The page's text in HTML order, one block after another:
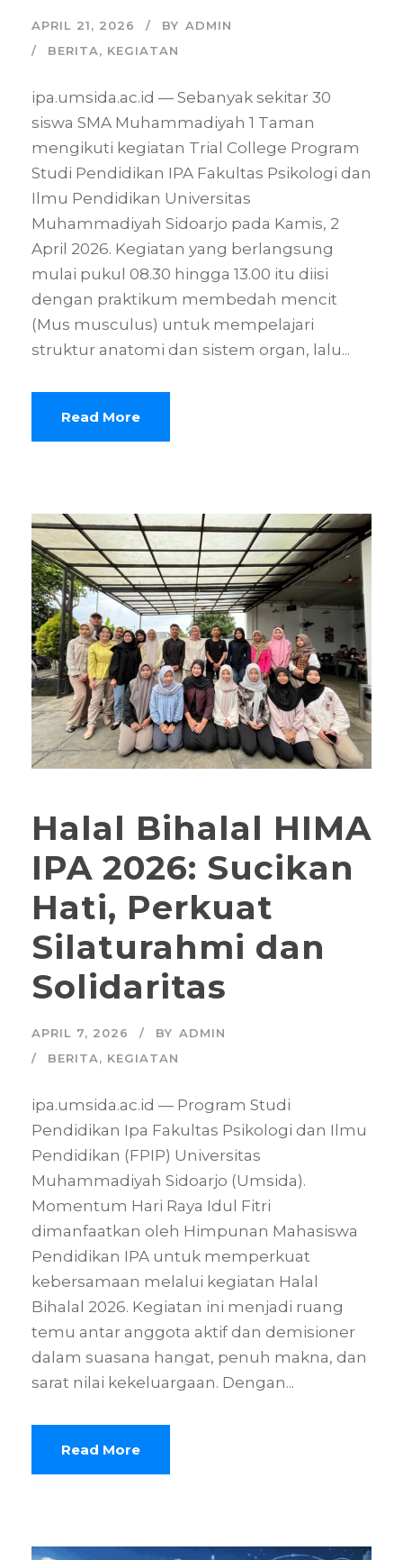
APRIL 21, 2026 BY ADMIN
BERITA, KEGIATAN
ipa.umsida.ac.id — Sebanyak sekitar 30
siswa SMA Muhammadiyah 1 Taman
mengikuti kegiatan Trial College Program
Studi Pendidikan IPA Fakultas Psikologi dan
Ilmu Pendidikan Universitas
Muhammadiyah Sidoarjo pada Kamis, 2
April 2026. Kegiatan yang berlangsung
mulai pukul 08.30 hingga 13.00 itu diisi
dengan praktikum membedah mencit
(Mus musculus) untuk mempelajari
struktur anatomi dan sistem organ, lalu...
Read More
Halal Bihalal HIMA
IPA 2026: Sucikan
Hati, Perkuat
Silaturahmi dan
Solidaritas
APRIL 7, 2026 BY ADMIN
BERITA, KEGIATAN
ipa.umsida.ac.id — Program Studi
Pendidikan Ipa Fakultas Psikologi dan Ilmu
Pendidikan (FPIP) Universitas
Muhammadiyah Sidoarjo (Umsida).
Momentum Hari Raya Idul Fitri
dimanfaatkan oleh Himpunan Mahasiswa
Pendidikan IPA untuk memperkuat
kebersamaan melalui kegiatan Halal
Bihalal 2026. Kegiatan ini menjadi ruang
temu antar anggota aktif dan demisioner
dalam suasana hangat, penuh makna, dan
sarat nilai kekeluargaan. Dengan...
Read More